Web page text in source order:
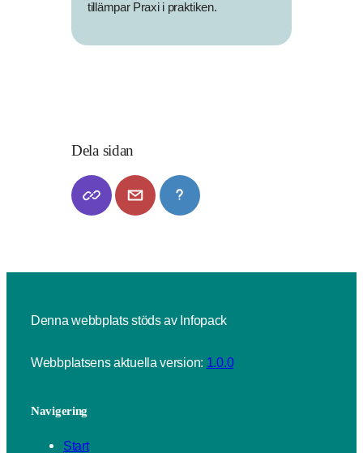
tillämpar Praxi i praktiken.
Dela sidan
Denna webbplats stöds av Infopack
Webbplatsens aktuella version: 1.0.0
Navigering
Start